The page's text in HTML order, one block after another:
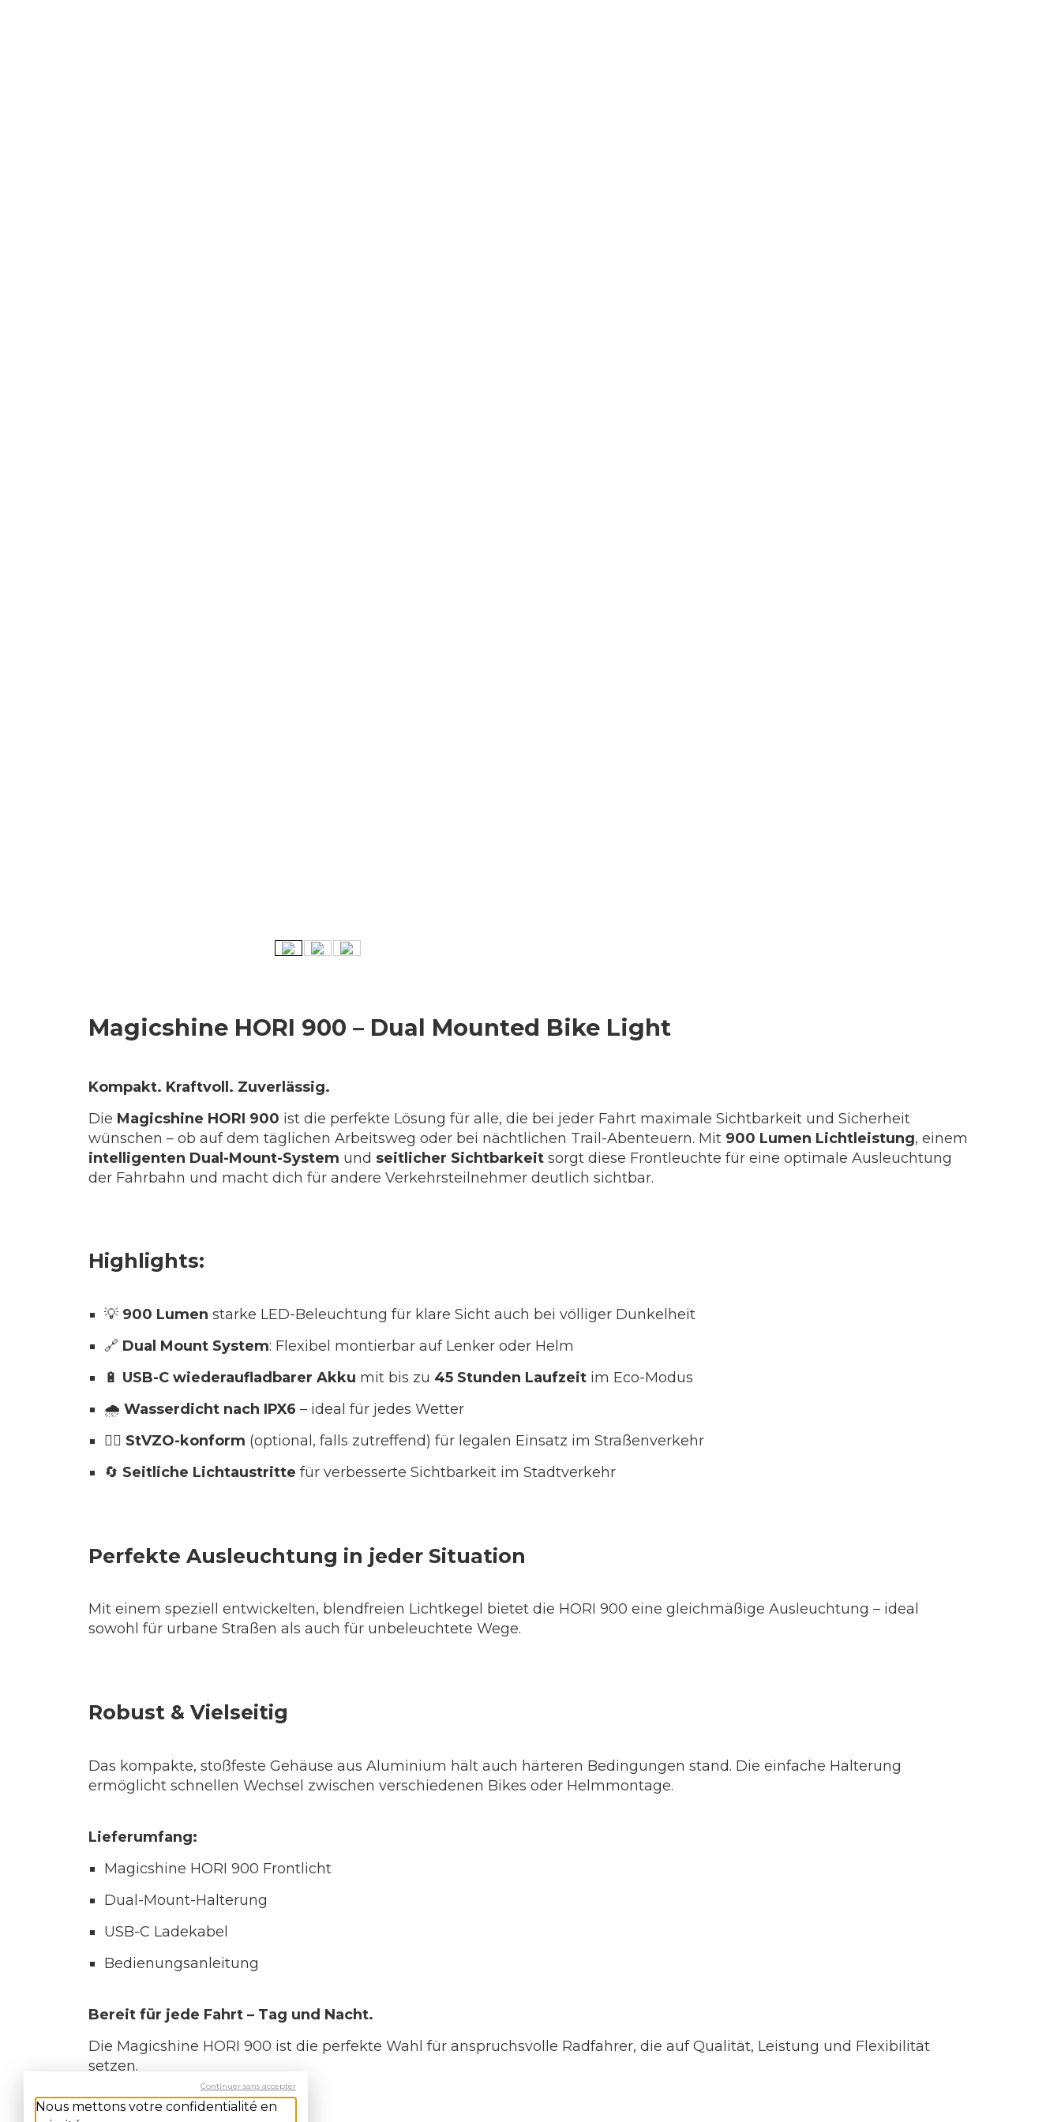
Magicshine HORI 900 – Dual Mounted Bike Light
Kompakt. Kraftvoll. Zuverlässig.
Die Magicshine HORI 900 ist die perfekte Lösung für alle, die bei jeder Fahrt maximale Sichtbarkeit und Sicherheit
wünschen – ob auf dem täglichen Arbeitsweg oder bei nächtlichen Trail-Abenteuern. Mit 900 Lumen Lichtleistung, einem
intelligenten Dual-Mount-System und seitlicher Sichtbarkeit sorgt diese Frontleuchte für eine optimale Ausleuchtung
der Fahrbahn und macht dich für andere Verkehrsteilnehmer deutlich sichtbar.
Highlights:
💡 900 Lumen starke LED-Beleuchtung für klare Sicht auch bei völliger Dunkelheit
🔗 Dual Mount System: Flexibel montierbar auf Lenker oder Helm
🔋 USB-C wiederaufladbarer Akku mit bis zu 45 Stunden Laufzeit im Eco-Modus
🌧️ Wasserdicht nach IPX6 – ideal für jedes Wetter
🚴‍♂️ StVZO-konform (optional, falls zutreffend) für legalen Einsatz im Straßenverkehr
🔄 Seitliche Lichtaustritte für verbesserte Sichtbarkeit im Stadtverkehr
Perfekte Ausleuchtung in jeder Situation
Mit einem speziell entwickelten, blendfreien Lichtkegel bietet die HORI 900 eine gleichmäßige Ausleuchtung – ideal
sowohl für urbane Straßen als auch für unbeleuchtete Wege.
Robust & Vielseitig
Das kompakte, stoßfeste Gehäuse aus Aluminium hält auch härteren Bedingungen stand. Die einfache Halterung
ermöglicht schnellen Wechsel zwischen verschiedenen Bikes oder Helmmontage.
Lieferumfang:
Magicshine HORI 900 Frontlicht
Dual-Mount-Halterung
USB-C Ladekabel
Bedienungsanleitung
Bereit für jede Fahrt – Tag und Nacht.
Die Magicshine HORI 900 ist die perfekte Wahl für anspruchsvolle Radfahrer, die auf Qualität, Leistung und Flexibilität
setzen.
Continuer sans accepter
Nous mettons votre confidentialité en